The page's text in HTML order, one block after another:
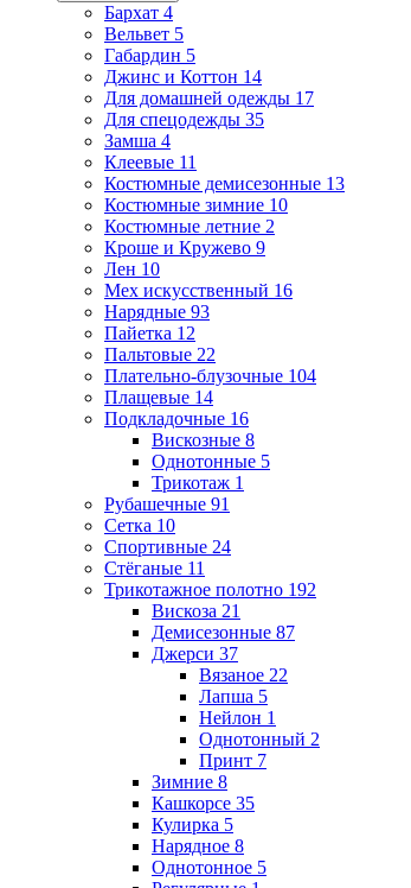
Бархат 4
Вельвет 5
Габардин 5
Джинс и Коттон 14
Для домашней одежды 17
Для спецодежды 35
Замша 4
Клеевые 11
Костюмные демисезонные 13
Костюмные зимние 10
Костюмные летние 2
Кроше и Кружево 9
Лен 10
Мех искусственный 16
Нарядные 93
Пайетка 12
Пальтовые 22
Плательно-блузочные 104
Плащевые 14
Подкладочные 16
Вискозные 8
Однотонные 5
Трикотаж 1
Рубашечные 91
Сетка 10
Спортивные 24
Стёганые 11
Трикотажное полотно 192
Вискоза 21
Демисезонные 87
Джерси 37
Вязаное 22
Лапша 5
Нейлон 1
Однотонный 2
Принт 7
Зимние 8
Кашкорсе 35
Кулирка 5
Нарядное 8
Однотонное 5